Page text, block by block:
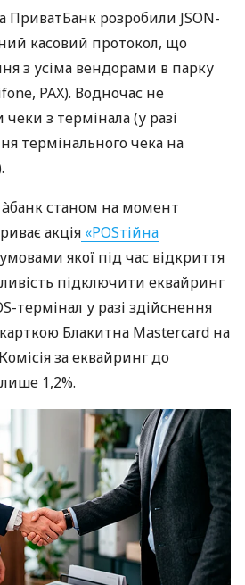
ПриватБанк розробили JSON-
касовий протокол, що
з усіма вендорами в парку
PAX). Водночас не
з термінала (у разі
термінального чека на
станом на момент
акція «POSтійна
якої під час відкриття
підключити еквайринг
термінал у разі здійснення
Блакитна Mastercard на
за еквайринг до
1,2%.